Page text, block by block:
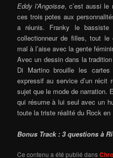
Eddy l’Angoisse, c’est aussi le
ces trois potes aux
a réunis. Franky le
collectionneur de filles, tout
mal à l’aise avec la gente
Avec un dessin dans la
Di Martino brouille les
expressif au service d’un récit
sujet que le mode de narration.
qui résume à lui seulavec un
toute la triste réalité du Rock en
Bonus Track : 3 questions à
Ce contenu a été publié dans